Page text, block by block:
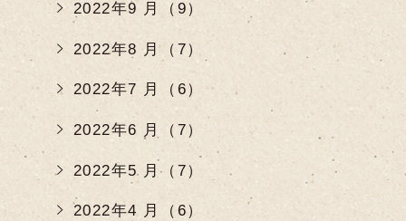
2022年9 月（9）
2022年8 月（7）
2022年7 月（6）
2022年6 月（7）
2022年5 月（7）
2022年4 月（6）